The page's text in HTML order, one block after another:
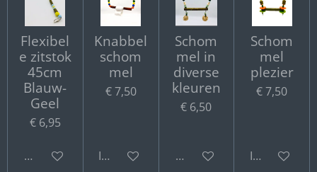
Flexibel
e zitstok
45cm
Blauw-
Geel
€ 6,95
Bekijk details
Knabbel
schom
mel
€ 7,50
In winkelwagen
Schom
mel in
diverse
kleuren
€ 6,50
Bekijk details
Schom
mel
plezier
€ 7,50
In